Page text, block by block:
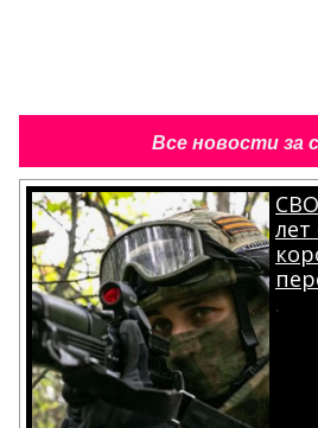
Все новости за
лет
.